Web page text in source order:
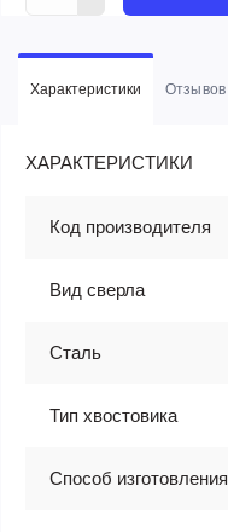
Характеристики Отзывов
ХАРАКТЕРИСТИКИ
Код производителя
Вид сверла
Сталь
Тип хвостовика
Способ изготовления